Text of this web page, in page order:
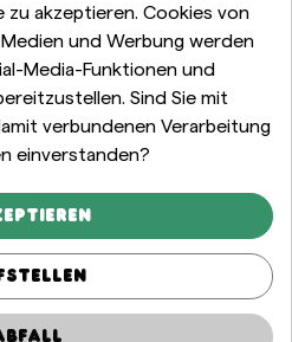
akzeptieren. Cookies von
und Werbung werden
Media-Funktionen und
Sind Sie mit
verbundenen Verarbeitung
einverstanden?